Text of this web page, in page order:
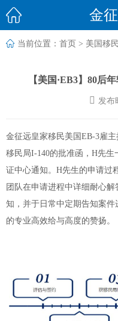
 金
 当前位置： 首页 > 美国移民
【美国·EB3】80后
 发布
金征远皇家移民美国EB-3雇
移民局I-140的批准函，H先
证中心通知。H先生的申请过
团队在申请进程中详细耐心
知，并于日常中定期告知案
的专业高效给与高度的赞扬。